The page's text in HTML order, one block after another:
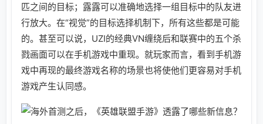
匹之间的目标；露露可以准确地选择一组目标中的队友进
行放大。在“视觉”的目标选择机制下，所有这些都是可能
的。甚至可以说，UZI的经典VN缠绕后和联赛中的五个杀
戮画面可以在手机游戏中重现。就玩家而言，看到手机游
戏中再现的最终游戏名称的场景也将使他们更容易对手机
游戏产生认同感。